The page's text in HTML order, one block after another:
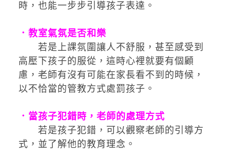
時，也能一步步引導孩子表達。
．教室氣氛是否和樂
若是上課氛圍讓人不舒服，甚至感受到
高壓下孩子的服從，這時心裡就要有個顧
慮，老師有沒有可能在家長看不到的時候，
以不恰當的管教方式處罰孩子。
．當孩子犯錯時，老師的處理方式
若是孩子犯錯，可以觀察老師的引導方
式，並了解他的教育理念。